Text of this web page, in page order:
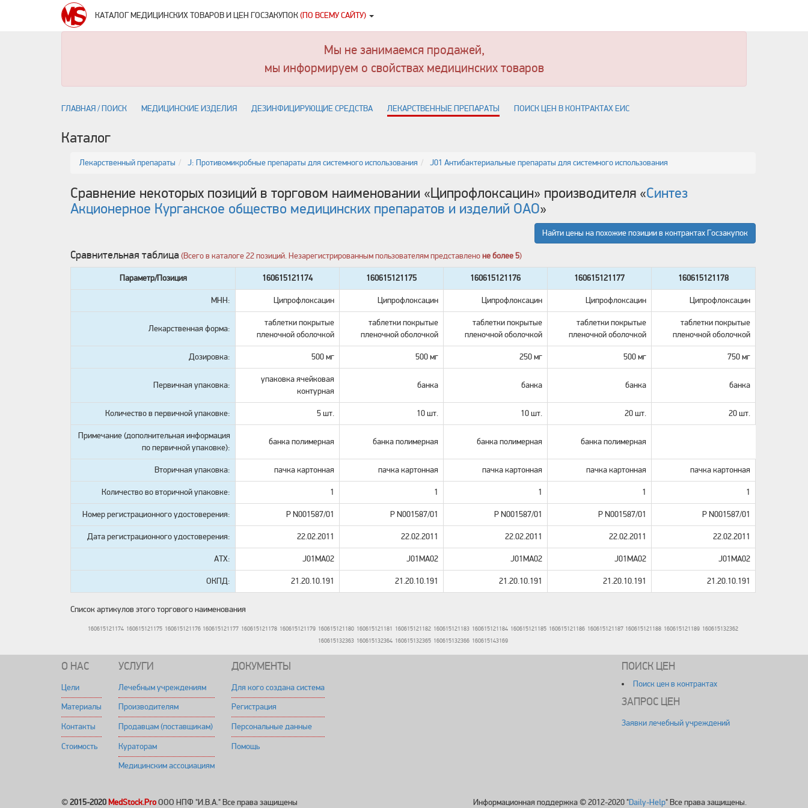
КАТАЛОГ МЕДИЦИНСКИХ ТОВАРОВ И ЦЕН ГОСЗАКУПОК(ПО ВСЕМУ САЙТУ)
Мы не занимаемся продажей,
мы информируем о свойствах медицинских товаров
ГЛАВНАЯ / ПОИСК МЕДИЦИНСКИЕ ИЗДЕЛИЯ ДЕЗИНФИЦИРУЮЩИЕ СРЕДСТВА ЛЕКАРСТВЕННЫЕ ПРЕПАРАТЫ ПОИСК ЦЕН В КОНТРАКТАХ ЕИС
Каталог
Лекарственный препараты J: Противомикробные препараты для системного использования J01 Антибактериальные препараты для системного использования
Сравнение некоторых позиций в торговом наименовании «Ципрофлоксацин» производителя «Синтез
Акционерное Курганское общество медицинских препаратов и изделий ОАО»
Найти цены на похожие позиции в контрактах Госзакупок
Сравнительная таблица (Всего в каталоге 22 позиций. Незарегистрированным пользователям представленоне более 5)
Параметр/Позиция 160615121174 160615121175 160615121176 160615121177 160615121178
МНН: Ципрофлоксацин Ципрофлоксацин Ципрофлоксацин Ципрофлоксацин Ципрофлоксацин
Лекарственная форма:
таблетки покрытые
пленочной оболочкой
таблетки покрытые
пленочной оболочкой
таблетки покрытые
пленочной оболочкой
таблетки покрытые
пленочной оболочкой
таблетки покрытые
пленочной оболочкой
Дозировка: 500 мг 500 мг 250 мг 500 мг 750 мг
Первичная упаковка:
упаковка ячейковая
контурная
банка банка банка банка
Количество в первичной упаковке: 5 шт. 10 шт. 10 шт. 20 шт. 20 шт.
Примечание (дополнительная информация
по первичной упаковке):
банка полимерная банка полимерная банка полимерная банка полимерная
Вторичная упаковка: пачка картонная пачка картонная пачка картонная пачка картонная пачка картонная
Количество во вторичной упаковке: 1 1 1 1 1
Номер регистрационного удостоверения: Р N001587/01 Р N001587/01 Р N001587/01 Р N001587/01 Р N001587/01
Дата регистрационного удостоверения: 22.02.2011 22.02.2011 22.02.2011 22.02.2011 22.02.2011
АТХ: J01MA02 J01MA02 J01MA02 J01MA02 J01MA02
ОКПД: 21.20.10.191 21.20.10.191 21.20.10.191 21.20.10.191 21.20.10.191
Список артикулов этого торгового наименования
160615121174 160615121175 160615121176 160615121177 160615121178 160615121179 160615121180 160615121181 160615121182 160615121183 160615121184 160615121185 160615121186 160615121187 160615121188 160615121189 160615132362
160615132363 160615132364 160615132365 160615132366 160615143169
О НАС
Цели
Материалы
Контакты
Стоимость
УСЛУГИ
Лечебным учреждениям
Производителям
Продавцам (поставщикам)
Кураторам
Медицинским ассоциациям
ДОКУМЕНТЫ
Для кого создана система
Регистрация
Персональные данные
Помощь
ПОИСК ЦЕН
Поиск цен в контрактах
ЗАПРОС ЦЕН
Заявки лечебный учреждений
©2015-2020 MedStock.ProООО НПФ "И.В.А." Все права защищены Информационная поддержка © 2012-2020 "Daily-Help" Все права защищены.